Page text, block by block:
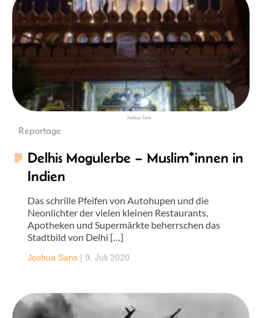
Joshua Sans
Reportage
Delhis Mogulerbe – Muslim*innen in
Indien
Das schrille Pfeifen von Autohupen und die
Neonlichter der vielen kleinen Restaurants,
Apotheken und Supermärkte beherrschen das
Stadtbild von Delhi […]
Joshua Sans | 9. Juli 2020